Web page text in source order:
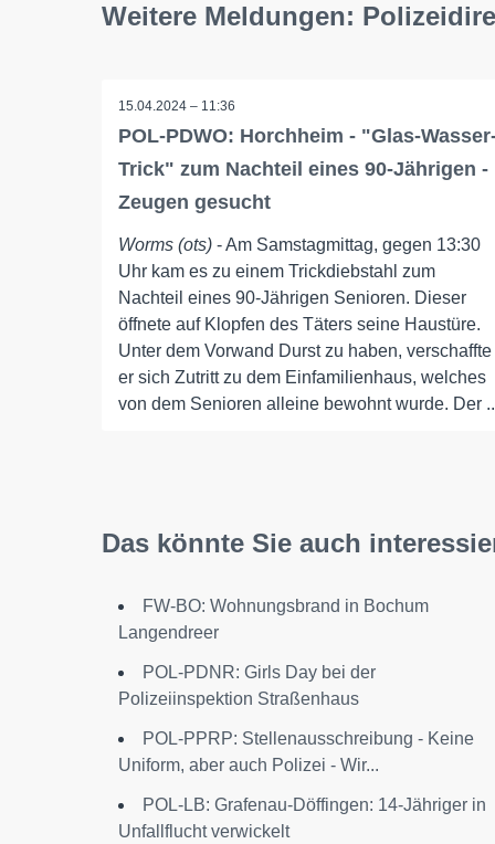
Weitere Meldungen:
15.04.2024 – 11:36
POL-PDWO: Horchheim - "Glas-
Trick" zum Nachteil eines 90-Jährigen -
Zeugen gesucht
Worms (ots) - Am Samstagmittag, gegen 13:30
Uhr kam es zu einem Trickdiebstahl zum
Nachteil eines 90-Jährigen Senioren. Dieser
öffnete auf Klopfen des Täters seine Haustüre.
Unter dem Vorwand Durst zu haben, verschaffte
er sich Zutritt zu dem Einfamilienhaus, welches
von dem Senioren alleine bewohnt wurde. Der
Das könnte Sie auch
FW-BO: Wohnungsbrand in Bochum
Langendreer
POL-PDNR: Girls Day bei der
Polizeiinspektion Straßenhaus
POL-PPRP: Stellenausschreibung - Keine
Uniform, aber auch Polizei - Wir...
POL-LB: Grafenau-Döffingen: 14-Jähriger in
Unfallflucht verwickelt